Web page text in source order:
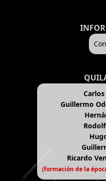
Guillermo
Ricardo
(formación de la